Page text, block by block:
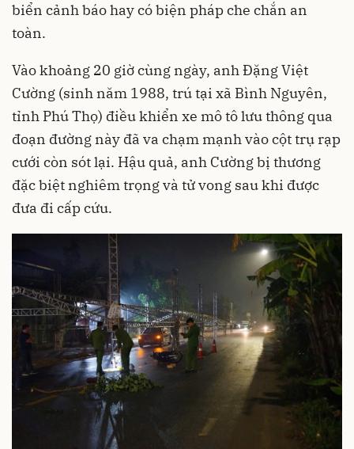
biển cảnh báo hay có biện pháp che chắn an
toàn.
Vào khoảng 20 giờ cùng ngày, anh Đặng Việt
Cường (sinh năm 1988, trú tại xã Bình Nguyên,
tỉnh Phú Thọ) điều khiển xe mô tô lưu thông qua
đoạn đường này đã va chạm mạnh vào cột trụ rạp
cưới còn sót lại. Hậu quả, anh Cường bị thương
đặc biệt nghiêm trọng và tử vong sau khi được
đưa đi cấp cứu.